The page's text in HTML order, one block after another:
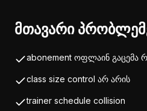
მთავარი
abonement ოფლაინ გაცემა
class size control არ არის
trainer schedule collision